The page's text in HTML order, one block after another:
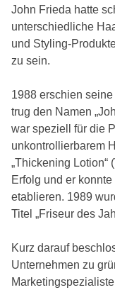
John Frieda hatte
unterschiedliche
und Styling-
zu sein.
1988 erschien
trug den Namen
war speziell für die
unkontrollierbarem
„Thickening Lotion“
Erfolg und er
etablieren. 1989
Titel „Friseur des
Kurz darauf
Unternehmen zu